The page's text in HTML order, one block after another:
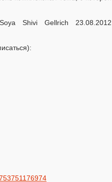
Shivi Gellrich 23.08.2012